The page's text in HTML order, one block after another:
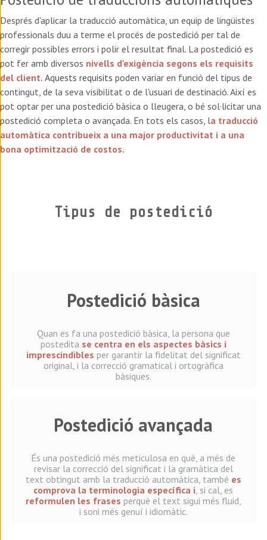
Després d'aplicar la traducció automàtica, un equip de lingüistes
professionals duu a terme el procés de postedició per tal de
corregir possibles errors i polir el resultat final. La postedició es
pot fer amb diversos nivells d'exigència segons els requisits
del client. Aquests requisits poden variar en funció del tipus de
contingut, de la seva visibilitat o de l'usuari de destinació. Així es
pot optar per una postedició bàsica o lleugera, o bé sol·licitar una
postedició completa o avançada. En tots els casos, la traducció
automàtica contribueix a una major productivitat i a una
bona optimització de costos.
Tipus de postedició
Postedició bàsica
Quan es fa una postedició bàsica, la persona que
postedita se centra en els aspectes bàsics i
imprescindibles per garantir la fidelitat del significat
original, i la correcció gramatical i ortogràfica
bàsiques.
Postedició avançada
És una postedició més meticulosa en què, a més de
revisar la correcció del significat i la gramàtica del
text obtingut amb la traducció automàtica, també es
comprova la terminologia específica i , si cal, es
reformulen les frases perquè el text sigui més fluid,
i soni més genuí i idiomàtic.